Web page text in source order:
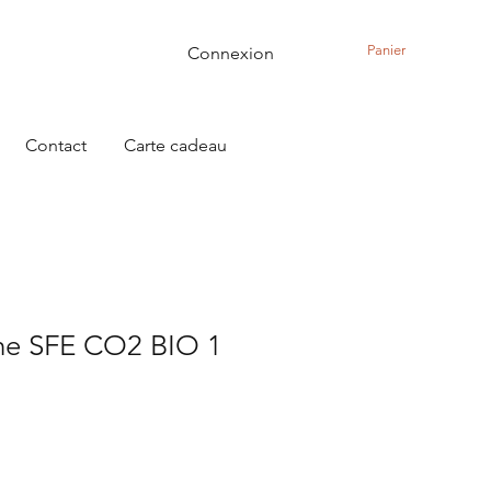
Panier
Connexion
Contact Carte cadeau
SFE CO2 BIO 1